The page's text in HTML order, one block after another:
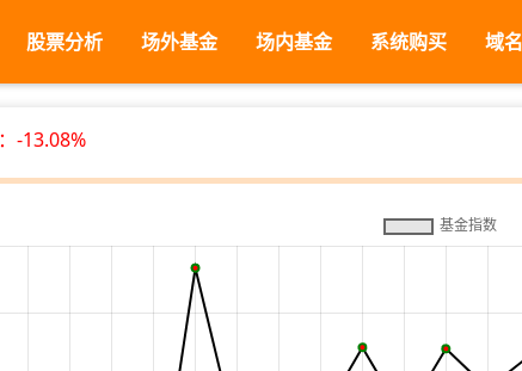
股票分析 场外基金 场内基金 系统购买 域
：-13.08%